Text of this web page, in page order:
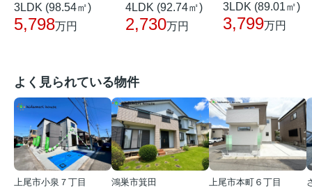
3LDK (98.54㎡)
5,798万円
4LDK (92.74㎡)
2,730万円
3LDK (89.01㎡)
3,799万円
よく見られている物件
上尾市小泉７丁目
鴻巣市箕田
上尾市本町６丁目